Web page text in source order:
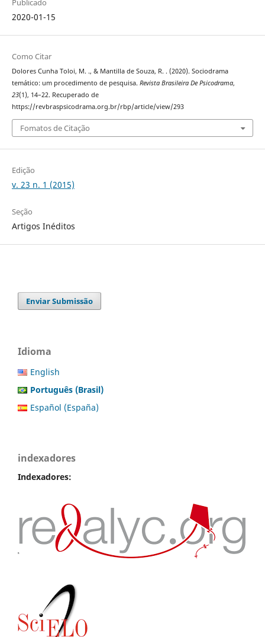
Publicado
2020-01-15
Como Citar
Dolores Cunha Toloi, M. ., & Mantilla de Souza, R. . (2020). Sociodrama
temático: um procedimento de pesquisa. Revista Brasileira De Psicodrama,
23(1), 14–22. Recuperado de
https://revbraspsicodrama.org.br/rbp/article/view/293
Fomatos de Citação
Edição
v. 23 n. 1 (2015)
Seção
Artigos Inéditos
Enviar Submissão
Idioma
English
Português (Brasil)
Español (España)
indexadores
Indexadores: